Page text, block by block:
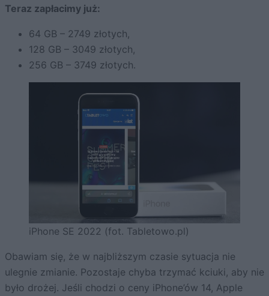
Teraz zapłacimy już:
64 GB – 2749 złotych,
128 GB – 3049 złotych,
256 GB – 3749 złotych.
iPhone SE 2022 (fot. Tabletowo.pl)
Obawiam się, że w najbliższym czasie sytuacja nie
ulegnie zmianie. Pozostaje chyba trzymać kciuki, aby nie
było drożej. Jeśli chodzi o ceny iPhone’ów 14, Apple